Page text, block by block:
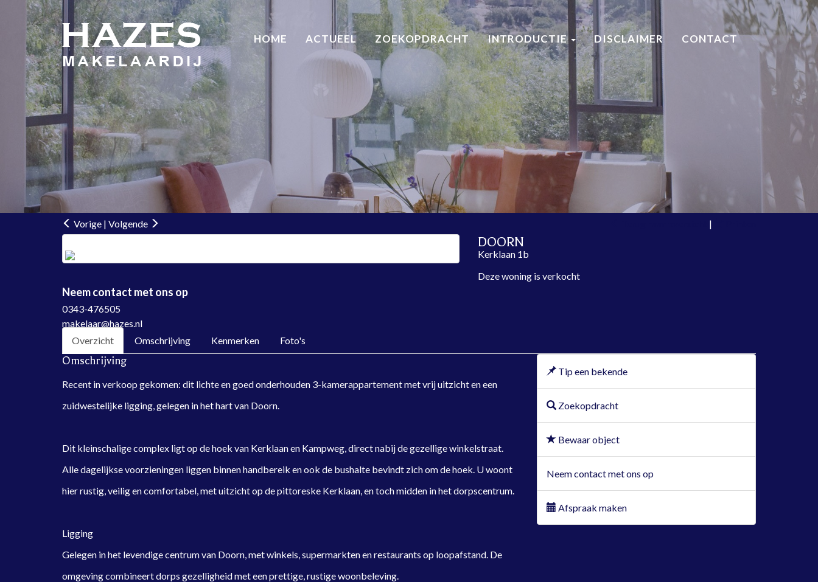
HOME ACTUEEL ZOEKOPDRACHT INTRODUCTIE DISCLAIMER CONTACT
Vorige | Volgende |
Kerklaan 1b
DOORN
Deze woning is verkocht
Neem contact met ons op
0343-476505
makelaar@hazes.nl
Overzicht
Omschrijving Kenmerken Foto's
Omschrijving
Recent in verkoop gekomen: dit lichte en goed onderhouden 3-kamerappartement met vrij uitzicht en een
zuidwestelijke ligging, gelegen in het hart van Doorn.
Dit kleinschalige complex ligt op de hoek van Kerklaan en Kampweg, direct nabij de gezellige winkelstraat.
Alle dagelijkse voorzieningen liggen binnen handbereik en ook de bushalte bevindt zich om de hoek. U woont
hier rustig, veilig en comfortabel, met uitzicht op de pittoreske Kerklaan, en toch midden in het dorpscentrum.
Ligging
Gelegen in het levendige centrum van Doorn, met winkels, supermarkten en restaurants op loopafstand. De
omgeving combineert dorps gezelligheid met een prettige, rustige woonbeleving.
Tip een bekende
Zoekopdracht
Bewaar object
Neem contact met ons op
Afspraak maken